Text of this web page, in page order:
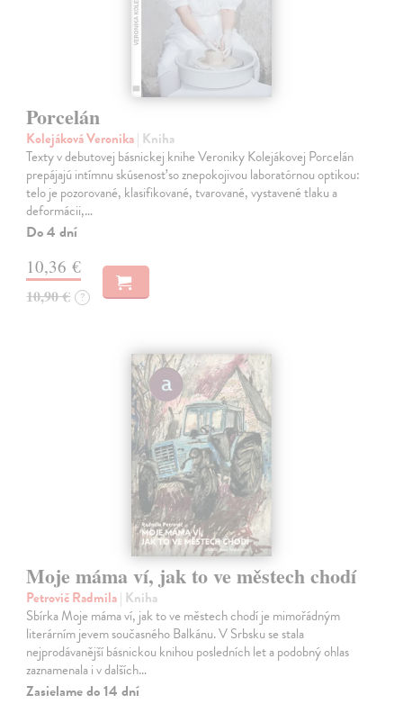
Porcelán
Kolejáková Veronika| Kniha
Texty v debutovej básnickej knihe Veroniky Kolejákovej Porcelán
prepájajú intímnu skúsenosť so znepokojivou laboratórnou optikou:
telo je pozorované, klasifikované, tvarované, vystavené tlaku a
deformácii,…
Do 4 dní
10,36 €
10,90 € ?
Moje máma ví, jak to ve městech chodí
Petrovič Radmila| Kniha
Sbírka Moje máma ví, jak to ve městech chodí je mimořádným
literárním jevem současného Balkánu. V Srbsku se stala
nejprodávanější básnickou knihou posledních let a podobný ohlas
zaznamenala i v dalších…
Zasielame do 14 dní